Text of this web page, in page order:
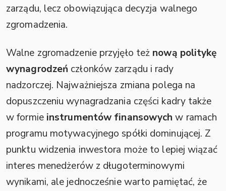
zarządu, lecz obowiązująca decyzja walnego
zgromadzenia.
Walne zgromadzenie przyjęło też nową politykę
wynagrodzeń członków zarządu i rady
nadzorczej. Najważniejsza zmiana polega na
dopuszczeniu wynagradzania części kadry także
w formie instrumentów finansowych w ramach
programu motywacyjnego spółki dominującej. Z
punktu widzenia inwestora może to lepiej wiązać
interes menedżerów z długoterminowymi
wynikami, ale jednocześnie warto pamiętać, że